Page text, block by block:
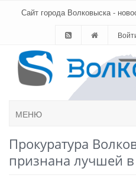
Сайт города Волковыска -
МЕНЮ
Прокуратура
признана лучшей в